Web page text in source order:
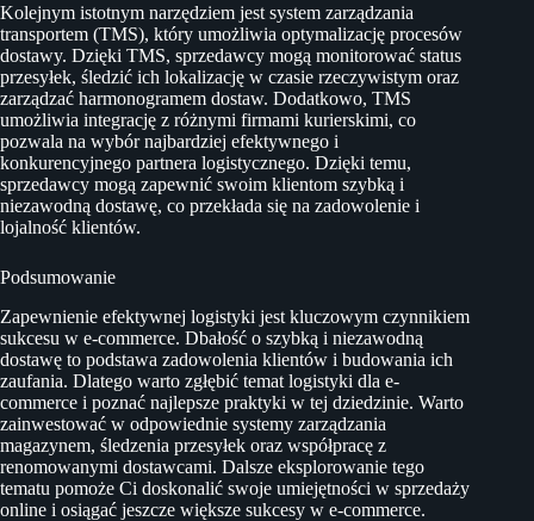
Kolejnym istotnym narzędziem jest system zarządzania
transportem (TMS), który umożliwia optymalizację procesów
dostawy. Dzięki TMS, sprzedawcy mogą monitorować status
przesyłek, śledzić ich lokalizację w czasie rzeczywistym oraz
zarządzać harmonogramem dostaw. Dodatkowo, TMS
umożliwia integrację z różnymi firmami kurierskimi, co
pozwala na wybór najbardziej efektywnego i
konkurencyjnego partnera logistycznego. Dzięki temu,
sprzedawcy mogą zapewnić swoim klientom szybką i
niezawodną dostawę, co przekłada się na zadowolenie i
lojalność klientów.
Podsumowanie
Zapewnienie efektywnej logistyki jest kluczowym czynnikiem
sukcesu w e-commerce. Dbałość o szybką i niezawodną
dostawę to podstawa zadowolenia klientów i budowania ich
zaufania. Dlatego warto zgłębić temat logistyki dla e-
commerce i poznać najlepsze praktyki w tej dziedzinie. Warto
zainwestować w odpowiednie systemy zarządzania
magazynem, śledzenia przesyłek oraz współpracę z
renomowanymi dostawcami. Dalsze eksplorowanie tego
tematu pomoże Ci doskonalić swoje umiejętności w sprzedaży
online i osiągać jeszcze większe sukcesy w e-commerce.